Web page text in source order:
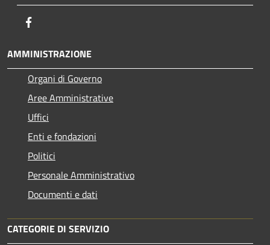
AMMINISTRAZIONE
Organi di Governo
Aree Amministrative
Uffici
Enti e fondazioni
Politici
Personale Amministrativo
Documenti e dati
CATEGORIE DI SERVIZIO